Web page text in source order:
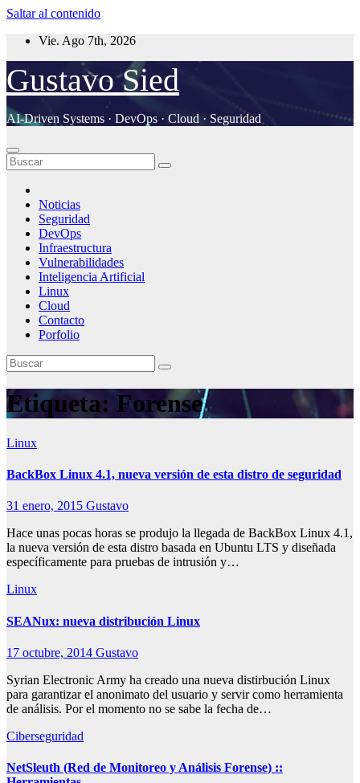
Saltar al contenido
Vie. Ago 7th, 2026
Gustavo Sied
AI-Driven Systems · DevOps · Cloud · Seguridad
Noticias
Seguridad
DevOps
Infraestructura
Vulnerabilidades
Inteligencia Artificial
Linux
Cloud
Contacto
Porfolio
Etiqueta: Forense
Linux
BackBox Linux 4.1, nueva versión de esta distro de seguridad
31 enero, 2015 Gustavo
Hace unas pocas horas se produjo la llegada de BackBox Linux 4.1,
la nueva versión de esta distro basada en Ubuntu LTS y diseñada
específicamente para pruebas de intrusión y…
Linux
SEANux: nueva distribución Linux
17 octubre, 2014 Gustavo
Syrian Electronic Army ha creado una nueva distirbución Linux
para garantizar el anonimato del usuario y servir como herramienta
de análisis. Por el momento no se sabe la fecha de…
Ciberseguridad
NetSleuth (Red de Monitoreo y Análisis Forense) ::